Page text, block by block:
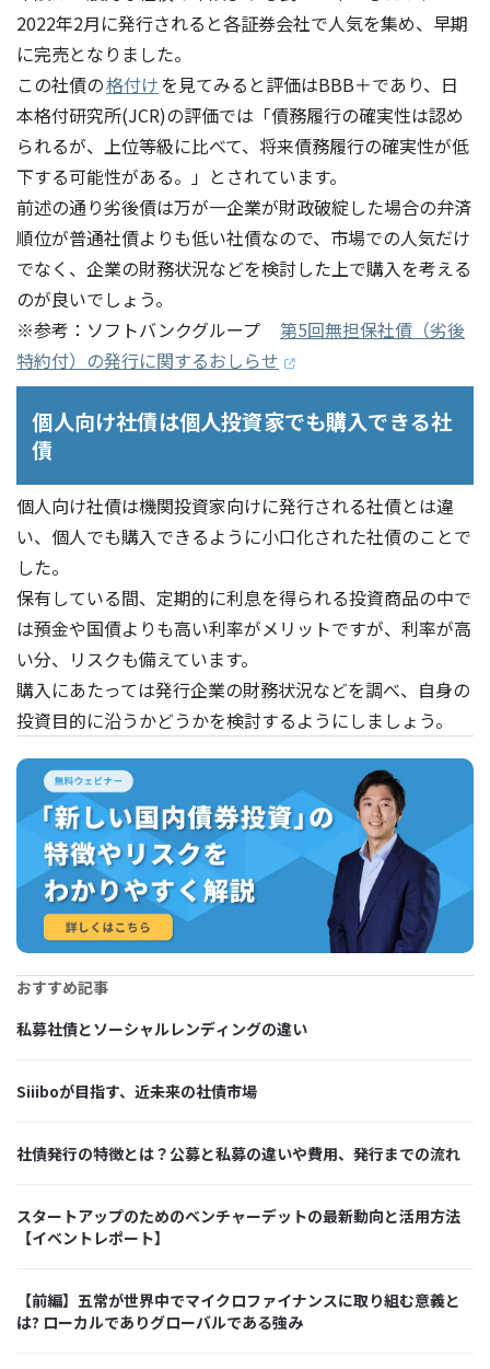
2022年2月に発行されると各証券会社で人気を集め、早期
に完売となりました。
この社債の格付けを見てみると評価はBBB＋であり、日
本格付研究所(JCR)の評価では「債務履行の確実性は認め
られるが、上位等級に比べて、将来債務履行の確実性が低
下する可能性がある。」とされています。
前述の通り劣後債は万が一企業が財政破綻した場合の弁済
順位が普通社債よりも低い社債なので、市場での人気だけ
でなく、企業の財務状況などを検討した上で購入を考える
のが良いでしょう。
※参考：ソフトバンクグループ 第5回無担保社債（劣後
特約付）の発行に関するおしらせ
個人向け社債は個人投資家でも購入できる社
債
個人向け社債は機関投資家向けに発行される社債とは違
い、個人でも購入できるように小口化された社債のことで
した。
保有している間、定期的に利息を得られる投資商品の中で
は預金や国債よりも高い利率がメリットですが、利率が高
い分、リスクも備えています。
購入にあたっては発行企業の財務状況などを調べ、自身の
投資目的に沿うかどうかを検討するようにしましょう。
おすすめ記事
私募社債とソーシャルレンディングの違い
Siiiboが目指す、近未来の社債市場
社債発行の特徴とは？公募と私募の違いや費用、発行までの流れ
スタートアップのためのベンチャーデットの最新動向と活用方法
【イベントレポート】
【前編】五常が世界中でマイクロファイナンスに取り組む意義と
は? ローカルでありグローバルである強み